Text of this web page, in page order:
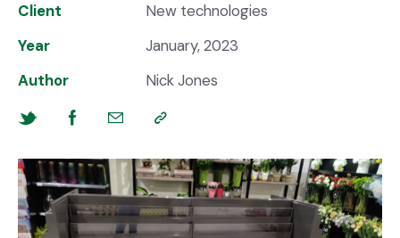
Client
New technologies
Year
January, 2023
Author
Nick Jones